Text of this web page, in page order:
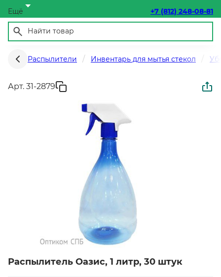
Ещё +7 (812) 248-08-81
Распылители Инвентарь для мытья стекол
Арт. 31-2879
Распылитель Оазис, 1 литр, 30 штук